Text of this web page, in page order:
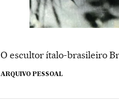
O escultor ítalo-brasileiro
ARQUIVO PESSOAL